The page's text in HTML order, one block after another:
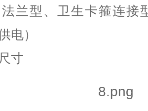
兰型、卫生卡箍连接
电）
寸